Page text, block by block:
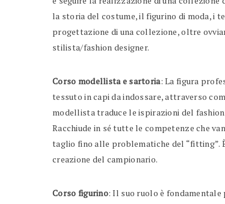
la storia del costume, il figurino di moda, i
progettazione di una collezione, oltre
stilista/fashion designer.
Corso modellista e sartoria: La figura
tessuto in capi da indossare, attraverso
modellista traduce le ispirazioni del
Racchiude in sé tutte le competenze che
taglio fino alle problematiche del “fitting”.
creazione del campionario.
Corso figurino: Il suo ruolo è fondamentale